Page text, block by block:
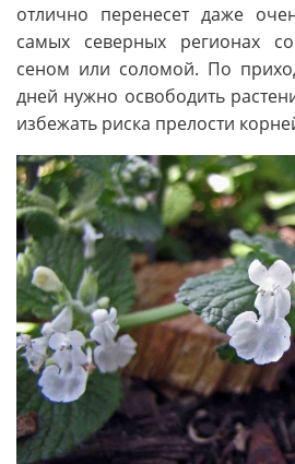
отлично перенесет даже
самых северных регионах
сеном или соломой. По
дней нужно освободить
избежать риска прелости